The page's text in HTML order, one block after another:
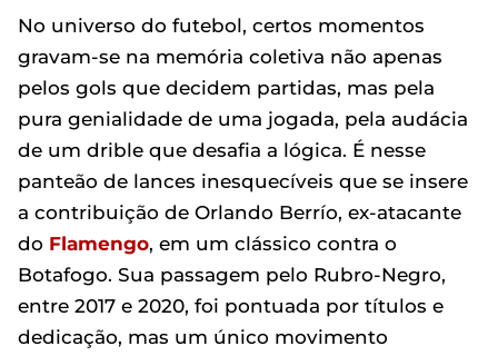
No universo do futebol, certos momentos
gravam-se na memória coletiva não apenas
pelos gols que decidem partidas, mas pela
pura genialidade de uma jogada, pela audácia
de um drible que desafia a lógica. É nesse
panteão de lances inesquecíveis que se insere
a contribuição de Orlando Berrío, ex-atacante
do Flamengo, em um clássico contra o
Botafogo. Sua passagem pelo Rubro-Negro,
entre 2017 e 2020, foi pontuada por títulos e
dedicação, mas um único movimento